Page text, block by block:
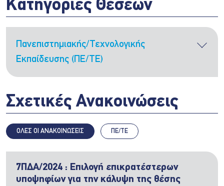
Κατηγορίες Θέσεων
Πανεπιστημιακής/Τεχνολογικής
Εκπαίδευσης (ΠΕ/ΤΕ)
ΤΡΕΧΟΝ ΣΤΑΔΙΟ:
Ανάρτηση των τριών (3) επικρατέστερων
υποψηφίων
2
Σχετικές Ανακοινώσεις
ΟΛΕΣ ΟΙ ΑΝΑΚΟΙΝΩΣΕΙΣ ΠΕ/ΤΕ
7ΠΔΑ/2024 : Επιλογή επικρατέστερων
υποψηφίων για την κάλυψη της θέσης